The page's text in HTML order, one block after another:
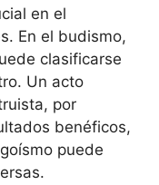
en el
En el budismo,
clasificarse
Un acto
por
benéficos,
puede